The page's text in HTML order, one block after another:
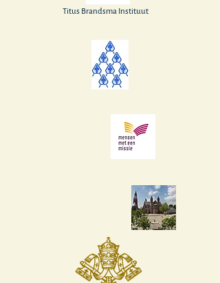
Titus Brandsma Instituut